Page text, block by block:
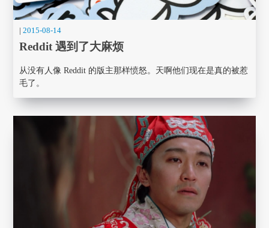
|2015-08-14
Reddit 遇到了大麻烦
从没有人像 Reddit 的版主那样愤怒。天啊他们现在是真的被惹
毛了。